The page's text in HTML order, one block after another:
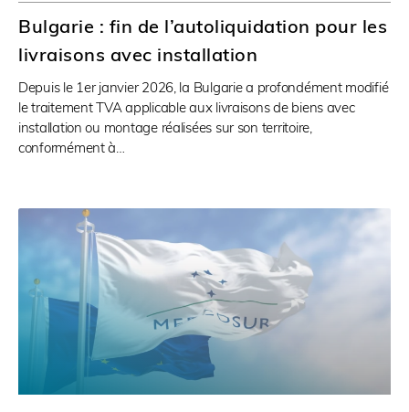
Bulgarie : fin de l’autoliquidation pour les
livraisons avec installation
Depuis le 1er janvier 2026, la Bulgarie a profondément modifié
le traitement TVA applicable aux livraisons de biens avec
installation ou montage réalisées sur son territoire,
conformément à…